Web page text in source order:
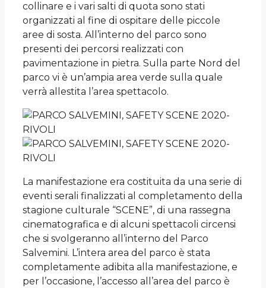
collinare e i vari salti di quota sono stati
organizzati al fine di ospitare delle piccole
aree di sosta. All’interno del parco sono
presenti dei percorsi realizzati con
pavimentazione in pietra. Sulla parte Nord del
parco vi è un’ampia area verde sulla quale
verrà allestita l’area spettacolo.
La manifestazione era costituita da una serie di
eventi serali finalizzati al completamento della
stagione culturale “SCENE”, di una rassegna
cinematografica e di alcuni spettacoli circensi
che si svolgeranno all’interno del Parco
Salvemini. L’intera area del parco è stata
completamente adibita alla manifestazione, e
per l’occasione, l’accesso all’area del parco è